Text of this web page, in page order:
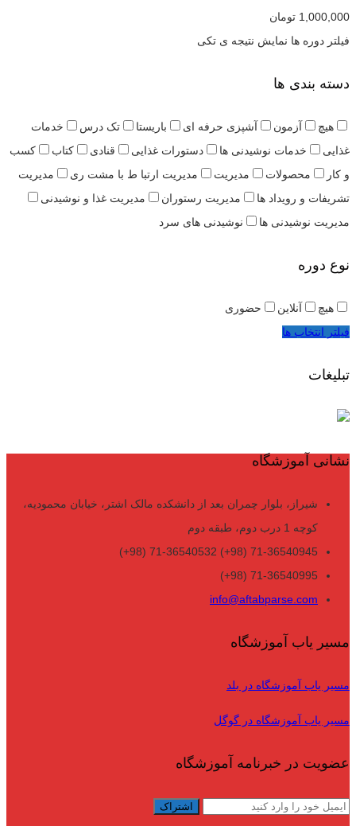
1,000,000 تومان
فیلتر دوره ها نمایش نتیجه ی تکی
دسته بندی ها
هیچ آزمون آشپزی حرفه ای باریستا تک درس
خدمات
غذایی
خدمات نوشیدنی ها دستورات غذایی قنادی کتاب
کسب
و کار
محصولات مدیریت مدیریت ارتبا ط با مشت ری
مدیریت
تشریفات و رویداد ها
مدیریت رستوران
مدیریت غذا و نوشیدنی
مدیریت نوشیدنی ها
نوشیدنی های سرد
نوع دوره
هیچ آنلاین
حضوری
فیلتر انتخاب ها
تبلیغات
نشانی آموزشگاه
شیراز، بلوار چمران بعد از دانشکده مالک اشتر، خیابان محمودیه،
کوچه 1 درب دوم، طبقه دوم
71-36540945 (98+) 71-36540532 (98+)
71-36540995 (98+)
info@aftabparse.com
مسیر یاب آموزشگاه
مسیر یاب آموزشگاه در بلد
مسیر یاب آموزشگاه در گوگل
عضویت در خبرنامه آموزشگاه